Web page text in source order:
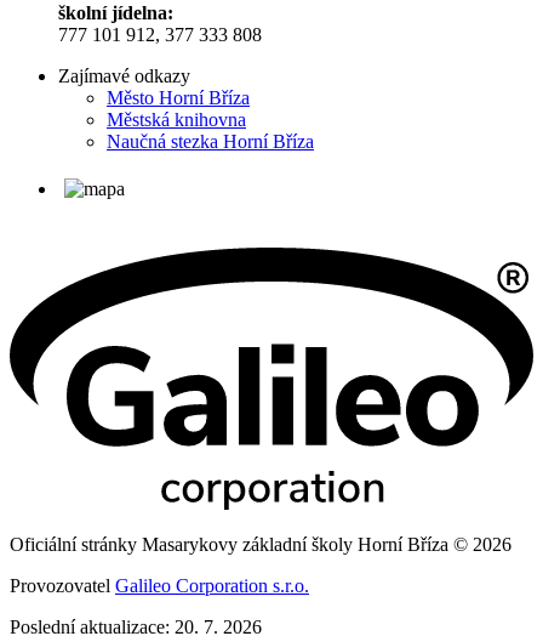
školní jídelna:
777 101 912, 377 333 808
Zajímavé odkazy
Město Horní Bříza
Městská knihovna
Naučná stezka Horní Bříza
Oficiální stránky Masarykovy základní školy Horní Bříza © 2026
Provozovatel Galileo Corporation s.r.o.
Poslední aktualizace: 20. 7. 2026